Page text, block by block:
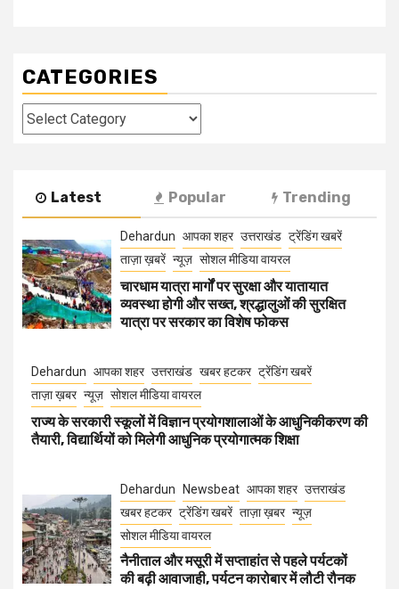
CATEGORIES
Categories
Latest Popular Trending
Dehardun आपका शहर उत्तराखंड ट्रेंडिंग खबरें
ताज़ा ख़बरें न्यूज़ सोशल मीडिया वायरल
चारधाम यात्रा मार्गों पर सुरक्षा और यातायात
व्यवस्था होगी और सख्त, श्रद्धालुओं की सुरक्षित
यात्रा पर सरकार का विशेष फोकस
Dehardun आपका शहर उत्तराखंड खबर हटकर ट्रेंडिंग खबरें
ताज़ा ख़बर न्यूज़ सोशल मीडिया वायरल
राज्य के सरकारी स्कूलों में विज्ञान प्रयोगशालाओं के आधुनिकीकरण की
तैयारी, विद्यार्थियों को मिलेगी आधुनिक प्रयोगात्मक शिक्षा
Dehardun Newsbeat आपका शहर उत्तराखंड
खबर हटकर ट्रेंडिंग खबरें ताज़ा ख़बर न्यूज़
सोशल मीडिया वायरल
नैनीताल और मसूरी में सप्ताहांत से पहले पर्यटकों
की बढ़ी आवाजाही, पर्यटन कारोबार में लौटी रौनक